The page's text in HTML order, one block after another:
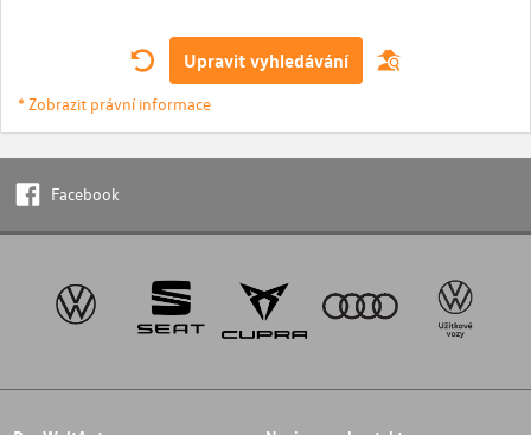
Upravit vyhledávání
* Zobrazit právní informace
Facebook